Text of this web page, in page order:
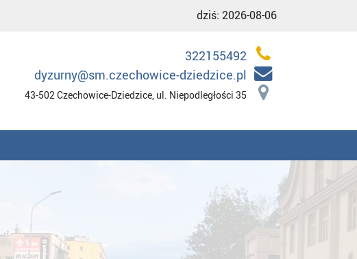
dziś: 2026-08-06
322155492
dyzurny@sm.czechowice-dziedzice.pl
43-502 Czechowice-Dziedzice, ul. Niepodległości 35